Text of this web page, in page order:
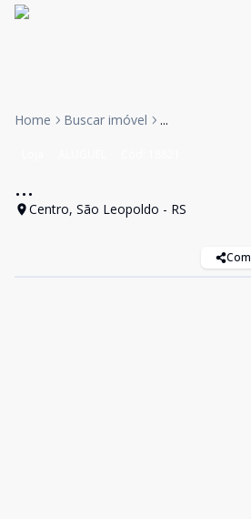
Home Buscar imóvel ...
...
Centro, São Leopoldo - RS